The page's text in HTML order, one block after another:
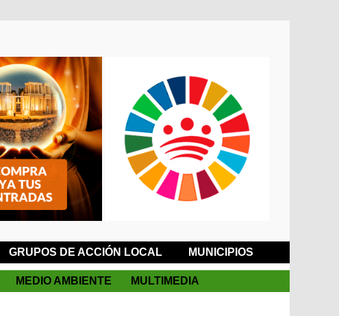
GRUPOS DE ACCIÓN LOCAL MUNICIPIOS
MEDIO AMBIENTE MULTIMEDIA